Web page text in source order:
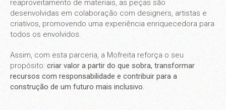
reaproveitamento de materiais, as peças são
desenvolvidas em colaboração com designers, artistas e
criativos, promovendo uma experiência enriquecedora para
todos os envolvidos.
Assim, com esta parceria, a Mofreita reforça o seu
propósito:criar valor a partir do que sobra, transformar
recursos com responsabilidade e contribuir para a
construção de um futuro mais inclusivo.